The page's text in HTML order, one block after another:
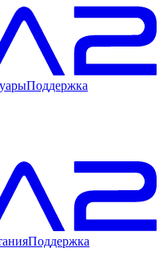
Поддержка
Поддержка